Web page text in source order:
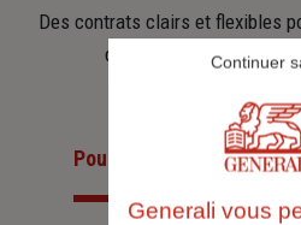
Des contrats clairs et flexibles
d’aujourd’hui et
Pour les particuliers
Generali vous
Continuer